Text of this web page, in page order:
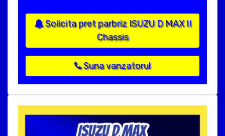
Solicita pret parbriz ISUZU D MAX II
Chassis
Suna vanzatorul